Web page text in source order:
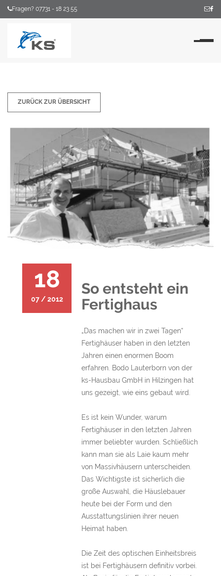
Fragen? 07731 - 18 23 55
ZURÜCK ZUR ÜBERSICHT
18
07 / 2012
So entsteht ein
Fertighaus
„Das machen wir in zwei Tagen“
Fertighäuser haben in den letzten
Jahren einen enormen Boom
erfahren. Bodo Lauterborn von der
ks-Hausbau GmbH in Hilzingen hat
uns gezeigt, wie eins gebaut wird.
Es ist kein Wunder, warum
Fertighäuser in den letzten Jahren
immer beliebter wurden. Schließlich
kann man sie als Laie kaum mehr
von Massivhäusern unterscheiden.
Das Wichtigste ist sicherlich die
große Auswahl, die Häuslebauer
heute bei der Form und den
Ausstattungslinien ihrer neuen
Heimat haben.
Die Zeit des optischen Einheitsbreis
ist bei Fertighäusern definitiv vorbei.